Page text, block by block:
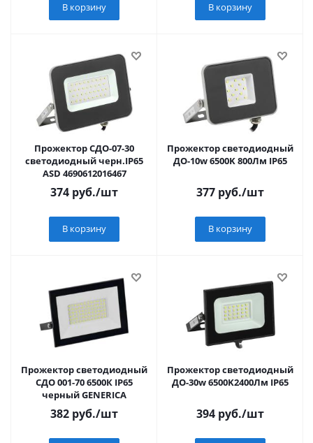
В корзину В корзину
Прожектор СДО-07-30
светодиодный черн.IP65
ASD 4690612016467
374 руб./шт
В корзину
Прожектор светодиодный
ДО-10w 6500K 800Лм IP65
377 руб./шт
В корзину
Прожектор светодиодный
СДО 001-70 6500К IP65
черный GENERICA
382 руб./шт
Прожектор светодиодный
ДО-30w 6500K2400Лм IP65
394 руб./шт